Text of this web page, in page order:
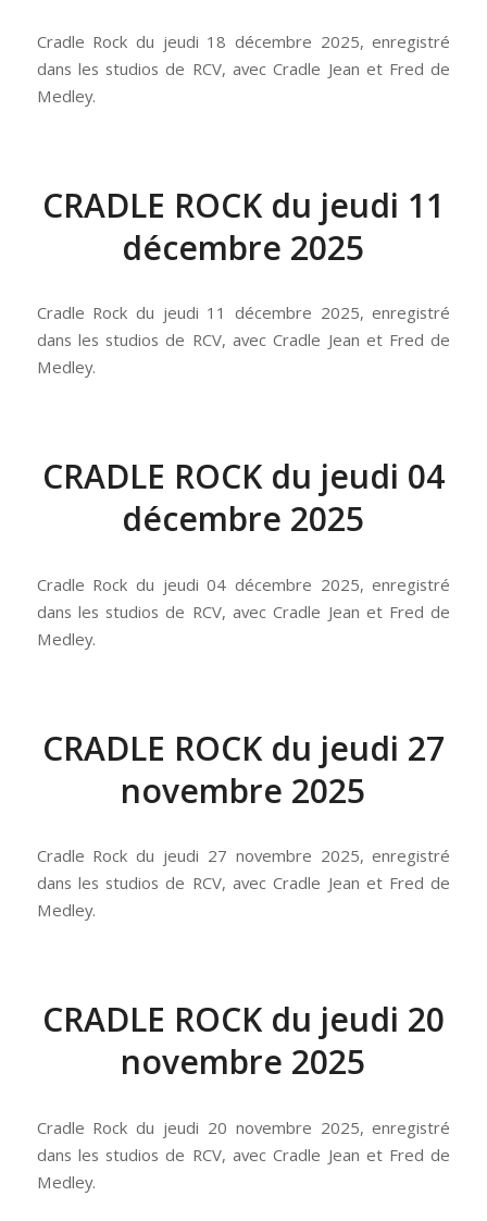
Cradle Rock du jeudi 18 décembre 2025, enregistré
dans les studios de RCV, avec Cradle Jean et Fred de
Medley.
CRADLE ROCK du jeudi 11
décembre 2025
Cradle Rock du jeudi 11 décembre 2025, enregistré
dans les studios de RCV, avec Cradle Jean et Fred de
Medley.
CRADLE ROCK du jeudi 04
décembre 2025
Cradle Rock du jeudi 04 décembre 2025, enregistré
dans les studios de RCV, avec Cradle Jean et Fred de
Medley.
CRADLE ROCK du jeudi 27
novembre 2025
Cradle Rock du jeudi 27 novembre 2025, enregistré
dans les studios de RCV, avec Cradle Jean et Fred de
Medley.
CRADLE ROCK du jeudi 20
novembre 2025
Cradle Rock du jeudi 20 novembre 2025, enregistré
dans les studios de RCV, avec Cradle Jean et Fred de
Medley.